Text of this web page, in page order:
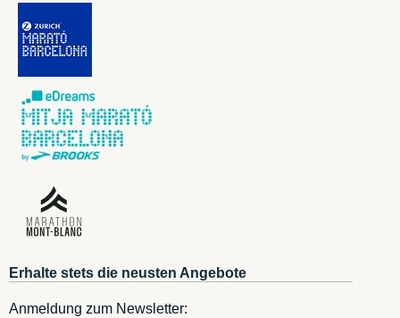
Erhalte stets die neusten Angebote
Anmeldung zum Newsletter: